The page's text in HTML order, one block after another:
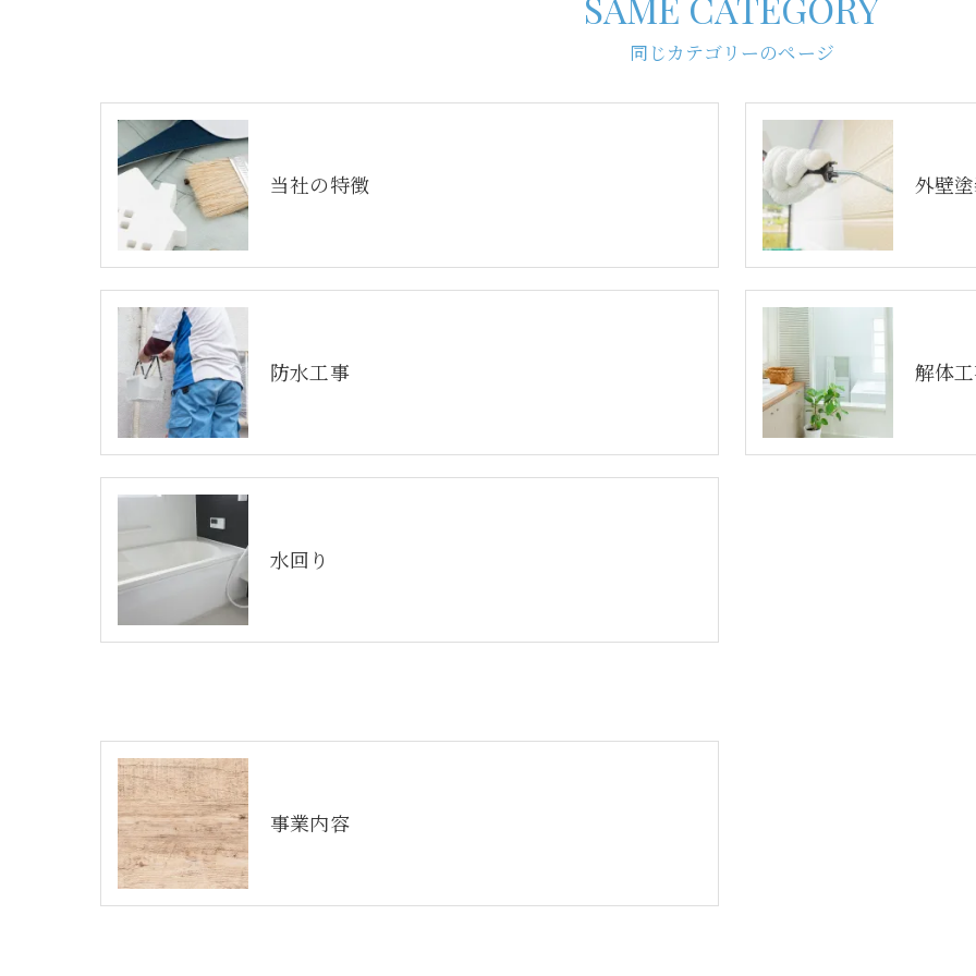
同じカテゴリーのページ
当社の特徴 外壁
防水工事 解体
水回り
事業内容